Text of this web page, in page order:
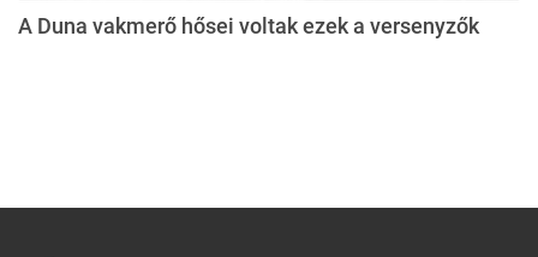
A Duna vakmerő hősei voltak ezek a versenyzők